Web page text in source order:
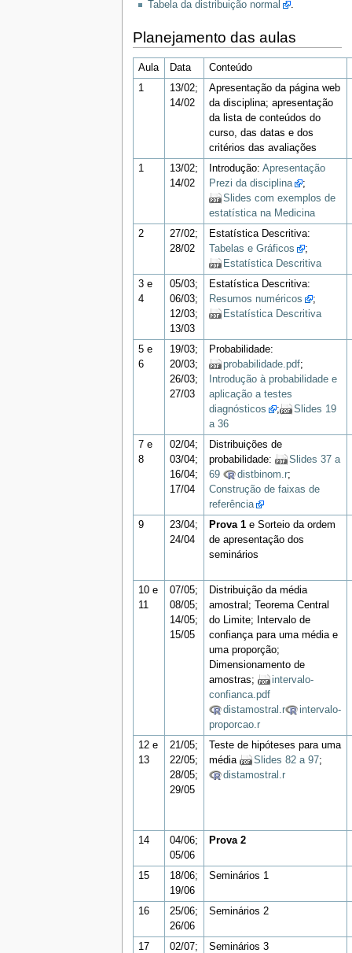
Tabela da distribuição normal .
Planejamento das aulas
Aula Data Conteúdo
1
13/02;
14/02
Apresentação da página web
da disciplina; apresentação
da lista de conteúdos do
curso, das datas e dos
critérios das avaliações
1
13/02;
14/02
Introdução: Apresentação
Prezi da disciplina
;
Slides com exemplos de
estatística na Medicina
2
27/02;
28/02
Estatística Descritiva:
Tabelas e Gráficos
;
Estatística Descritiva
3 e
4
05/03;
06/03;
12/03;
13/03
Estatística Descritiva:
Resumos numéricos
;
Estatística Descritiva
5 e
6
19/03;
20/03;
26/03;
27/03
Probabilidade:
probabilidade.pdf;
Introdução à probabilidade e
aplicação a testes
diagnósticos
;
Slides 19
a 36
7 e
8
02/04;
03/04;
16/04;
17/04
Distribuições de
probabilidade:
Slides 37 a
69
distbinom.r;
Construção de faixas de
referência
9
23/04;
24/04
Prova 1e Sorteio da ordem
de apresentação dos
seminários
10 e
11
07/05;
08/05;
14/05;
15/05
Distribuição da média
amostral; Teorema Central
do Limite; Intervalo de
confiança para uma média e
uma proporção;
Dimensionamento de
amostras;
intervalo-
confianca.pdf
distamostral.r
intervalo-
proporcao.r
12 e
13
21/05;
22/05;
28/05;
29/05
Teste de hipóteses para uma
média
Slides 82 a 97;
distamostral.r
14
04/06;
05/06
Prova 2
15
18/06;
19/06
Seminários 1
16
25/06;
26/06
Seminários 2
17 02/07; Seminários 3